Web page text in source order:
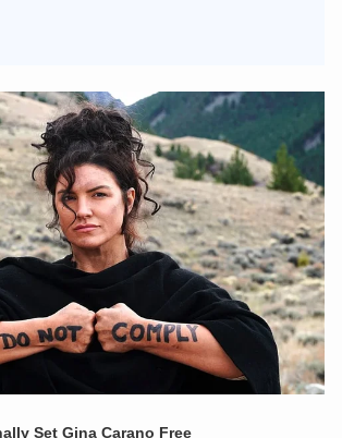
CHATBOT CỦA
tôi bất kỳ điều gì bạn cần biết về
Thủ Đô nhé. Tôi sẵn sàng hỗ trợ!